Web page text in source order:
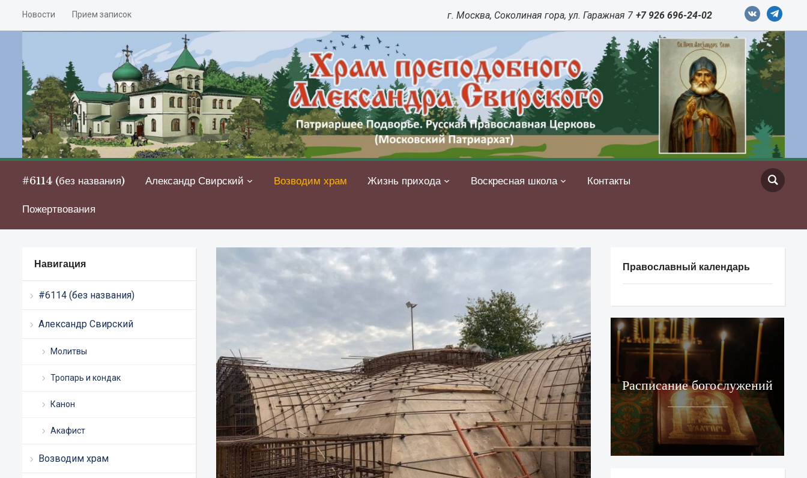
Новости Прием записок vkontaktetelegram
г. Москва, Соколиная гора, ул. Гаражная 7 +7 926 696-24-02
#6114 (без названия) Александр Свирский Возводим храм Жизнь прихода Воскресная школа Контакты
Пожертвования
Навигация
#6114 (без названия)
Александр Свирский
Молитвы
Тропарь и кондак
Канон
Акафист
Возводим храм
Православный календарь
Расписание богослужений